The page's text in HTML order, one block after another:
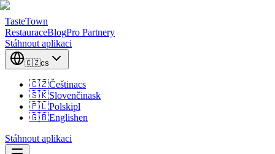
TasteTown
RestauraceBlogPro Partnery
Stáhnout aplikaci
🇨🇿cs
🇨🇿Češtinacs
🇸🇰Slovenčinask
🇵🇱Polskipl
🇬🇧Englishen
Stáhnout aplikaci